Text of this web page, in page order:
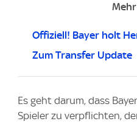
Offiziell! Bayer holt
Zum Transfer Update
Es geht darum, dass
Spieler zu verpflichten,